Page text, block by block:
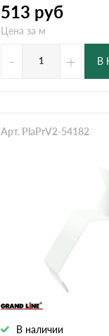
513 руб
Цена за м
- + В
В наличии
Арт. PlaPrV2-54182